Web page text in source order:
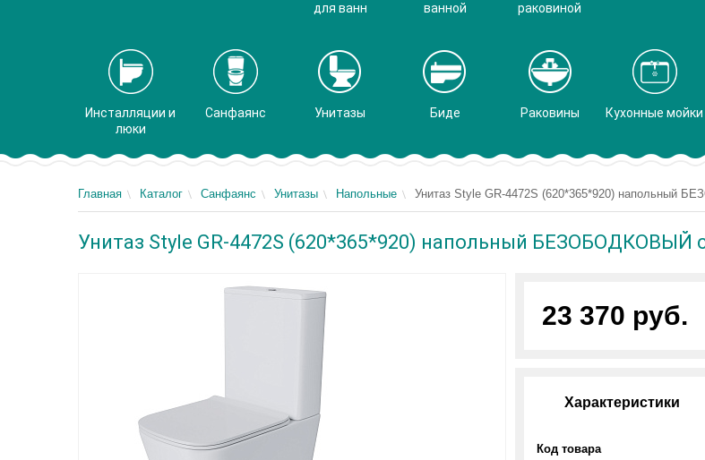
для ванн
ванной
раковиной
Инсталляции и
люки
Санфаянс Унитазы Биде Раковины Кухонные мойки
Главная Каталог Санфаянс Унитазы Напольные Унитаз Style GR-4472S (620*365*920)
Унитаз Style GR-4472S (620*365*920) напольный
23 370 руб.
Характеристики
Код товара